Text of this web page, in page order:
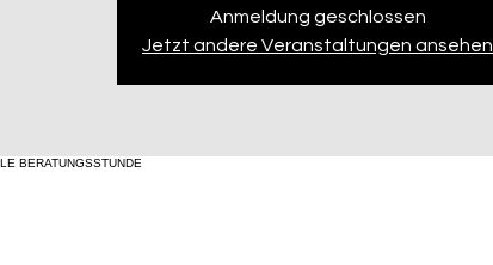
Anmeldung geschlossen
Jetzt andere Veranstaltungen ansehen